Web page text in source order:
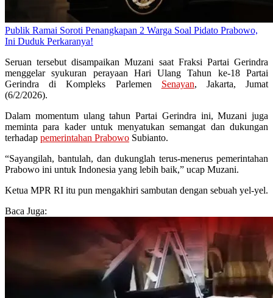
Publik Ramai Soroti Penangkapan 2 Warga Soal Pidato Prabowo,
Ini Duduk Perkaranya!
Seruan tersebut disampaikan Muzani saat Fraksi Partai Gerindra
menggelar syukuran perayaan Hari Ulang Tahun ke-18 Partai
Gerindra di Kompleks Parlemen Senayan, Jakarta, Jumat
(6/2/2026).
Dalam momentum ulang tahun Partai Gerindra ini, Muzani juga
meminta para kader untuk menyatukan semangat dan dukungan
terhadap pemerintahan Prabowo Subianto.
“Sayangilah, bantulah, dan dukunglah terus-menerus pemerintahan
Prabowo ini untuk Indonesia yang lebih baik,” ucap Muzani.
Ketua MPR RI itu pun mengakhiri sambutan dengan sebuah yel-yel.
Baca Juga: